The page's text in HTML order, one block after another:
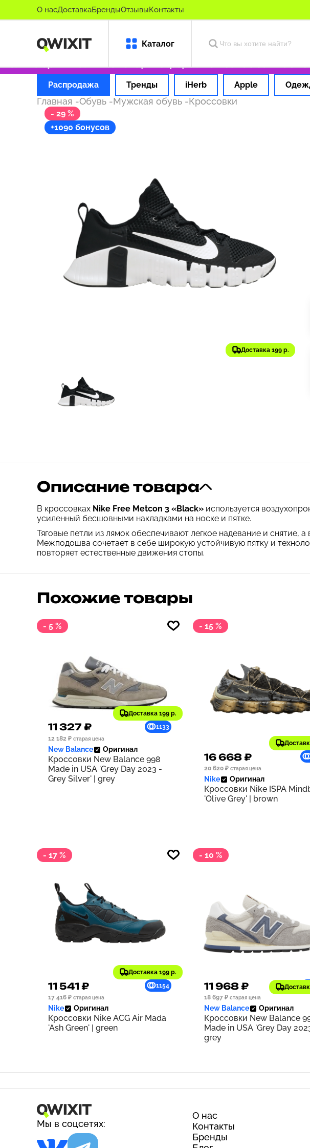
О насДоставкаБрендыОтзывыКонтакты
Каталог
оригинальные товары Оформляем заказ за 1 час
Распродажа Тренды iHerb Apple
Главная -Обувь -Мужская обувь -Кроссовки
- 29 %
+1090 бонусов
Доставка 199 р.
Описание товара
В кроссовках Nike Free Metcon 3 «Black» используется
усиленный бесшовными накладками на носке и пятке.
Тяговые петли из лямок обеспечивают легкое надевание и
Межподошва сочетает в себе широкую устойчивую пятку и
повторяет естественные движения стопы.
Похожие товары
- 5 %
Доставка 199 р.
11 327 ₽
1133
12 182 ₽ старая цена
New Balance Оригинал
Кроссовки New Balance 998
Made in USA 'Grey Day 2023 -
Grey Silver' | grey
- 15 %
16 668 ₽
20 620 ₽ старая цена
Nike Оригинал
Кроссовки Nike ISPA
'Olive Grey' | brown
- 17 %
Доставка 199 р.
11 541 ₽
1154
17 416 ₽ старая цена
Nike Оригинал
Кроссовки Nike ACG Air Mada
'Ash Green' | green
- 10 %
11 968 ₽
18 697 ₽ старая цена
New Balance Оригинал
Кроссовки New Balance
Made in USA 'Grey Day
grey
Мы в соцсетях:
О нас
Контакты
Бренды